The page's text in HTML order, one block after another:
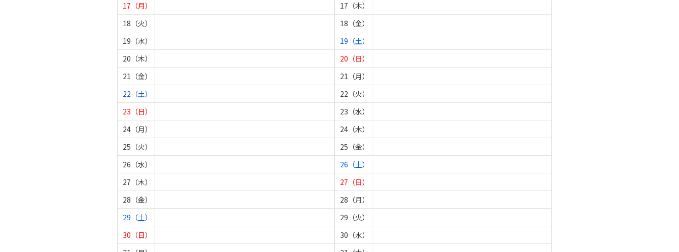
17（月）
18（火）
19（水）
20（木）
21（金）
22（土）
23（日）
24（月）
25（火）
26（水）
27（木）
28（金）
29（土）
30（日）
17（木）
18（金）
19（土）
20（日）
21（月）
22（火）
23（水）
24（木）
25（金）
26（土）
27（日）
28（月）
29（火）
30（水）